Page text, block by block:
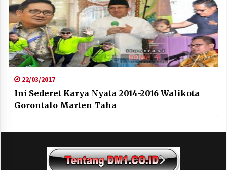
22/03/2017
Ini Sederet Karya Nyata 2014-2016 Walikota
Gorontalo Marten Taha